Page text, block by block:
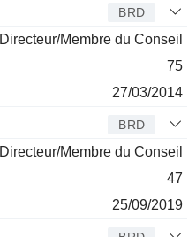
BRD
Directeur/Membre du Conseil
75
27/03/2014
BRD
Directeur/Membre du Conseil
47
25/09/2019